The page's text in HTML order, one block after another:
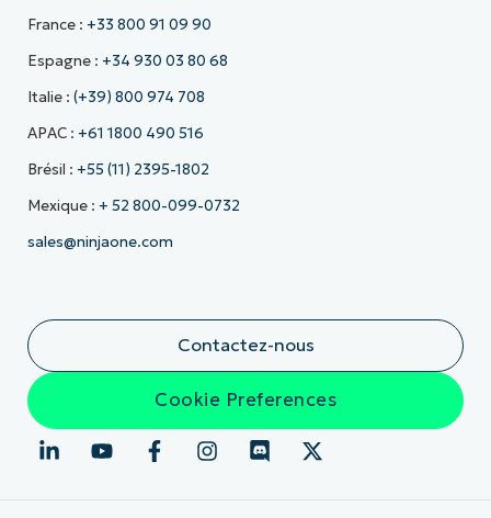
France : +33 800 91 09 90
Espagne : +34 930 03 80 68
Italie : (+39) 800 974 708
APAC : +61 1800 490 516
Brésil : +55 (11) 2395-1802
Mexique : + 52 800-099-0732
sales@ninjaone.com
Contactez-nous
Cookie Preferences